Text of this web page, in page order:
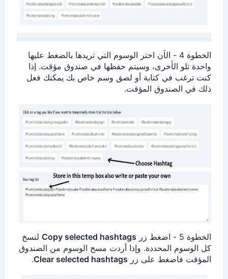
الخطوة 4 - الآن اختر الوسوم التي تريدها بالضغط عليها
واحدة تلو الأخرى، وسيتم حفظها في صندوق مؤقت. إذا
كنت ترغب في كتابة أو لصق وسم خاص بك يمكنك فعل
ذلك في الصندوق المؤقت.
الخطوة 5 - اضغط زر Copy selected hashtags لنسخ
كل الوسوم المحددة. وإذا أردت مسح الوسوم من الصندوق
المؤقت فاضغط على زر Clear selected hashtags
.